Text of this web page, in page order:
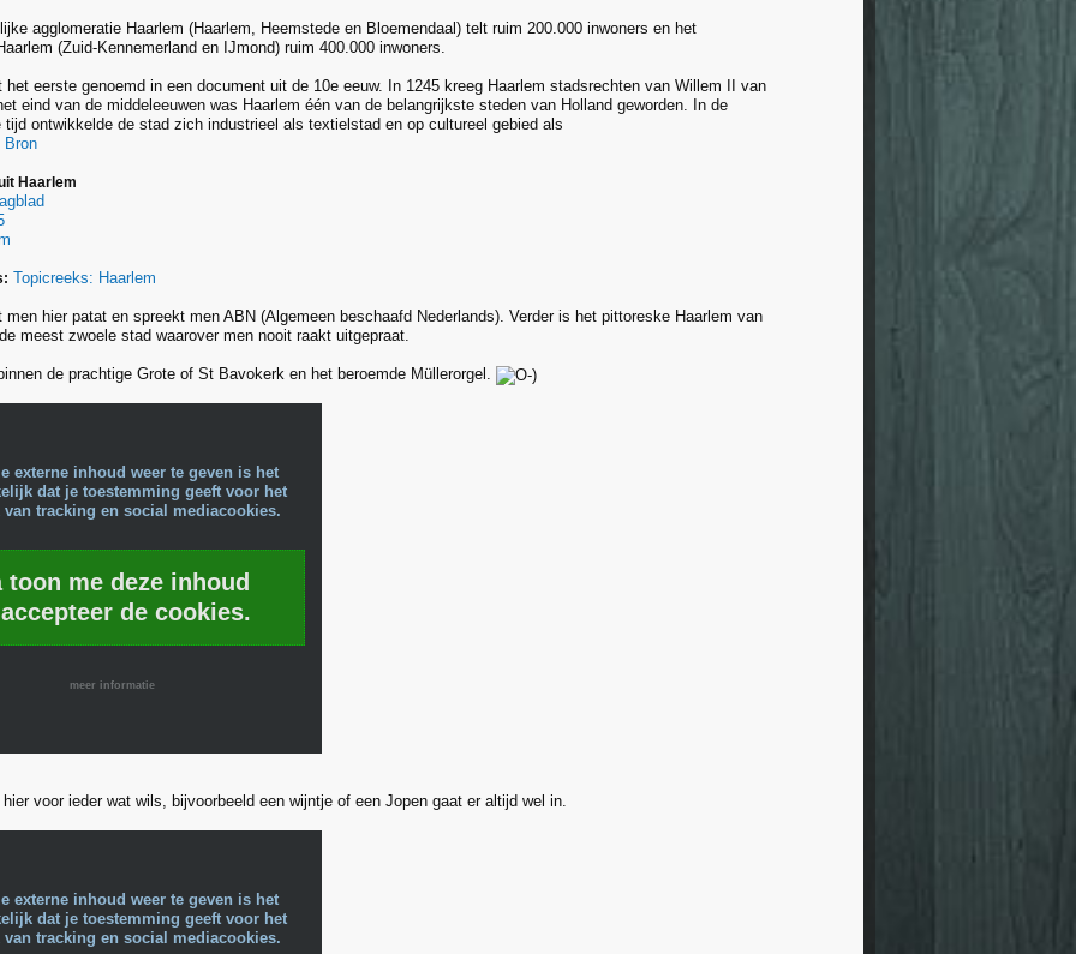
agglomeratie Haarlem (Haarlem, Heemstede en Bloemendaal) telt ruim 200.000 inwoners en het
(Zuid-Kennemerland en IJmond) ruim 400.000 inwoners.
het eerste genoemd in een document uit de 10e eeuw. In 1245 kreeg Haarlem stadsrechten van Willem II van
eind van de middeleeuwen was Haarlem één van de belangrijkste steden van Holland geworden. In de
tijd ontwikkelde de stad zich industrieel als textielstad en op cultureel gebied als
Bron
Haarlem
Topicreeks: Haarlem
men hier patat en spreekt men ABN (Algemeen beschaafd Nederlands). Verder is het pittoreske Haarlem van
meest zwoele stad waarover men nooit raakt uitgepraat.
de prachtige Grote of St Bavokerk en het beroemde Müllerorgel.
externe inhoud weer te geven is het
dat je toestemming geeft voor het
tracking en social mediacookies.
toon me deze inhoud
de cookies.
meer informatie
voor ieder wat wils, bijvoorbeeld een wijntje of een Jopen gaat er altijd wel in.
externe inhoud weer te geven is het
dat je toestemming geeft voor het
tracking en social mediacookies.